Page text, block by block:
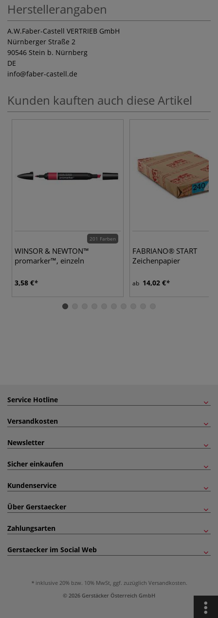
Herstellerangaben
A.W.Faber-Castell VERTRIEB GmbH
Nürnberger Straße 2
90546 Stein b. Nürnberg
DE
info@faber-castell.de
Kunden kauften auch diese Artikel
201 Farben
WINSOR & NEWTON™
promarker™, einzeln
3,58 €
FABRIANO® START
Zeichenpapier
ab 14,02 €
Service Hotline
Versandkosten
Newsletter
Sicher einkaufen
Kundenservice
Über Gerstaecker
Zahlungsarten
Gerstaecker im Social Web
inklusive 20% bzw. 10% MwSt, ggf. zuzüglich Versandkosten.
© 2026 Gerstäcker Österreich GmbH